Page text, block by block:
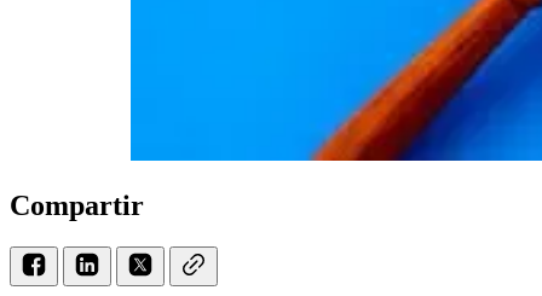
Compartir